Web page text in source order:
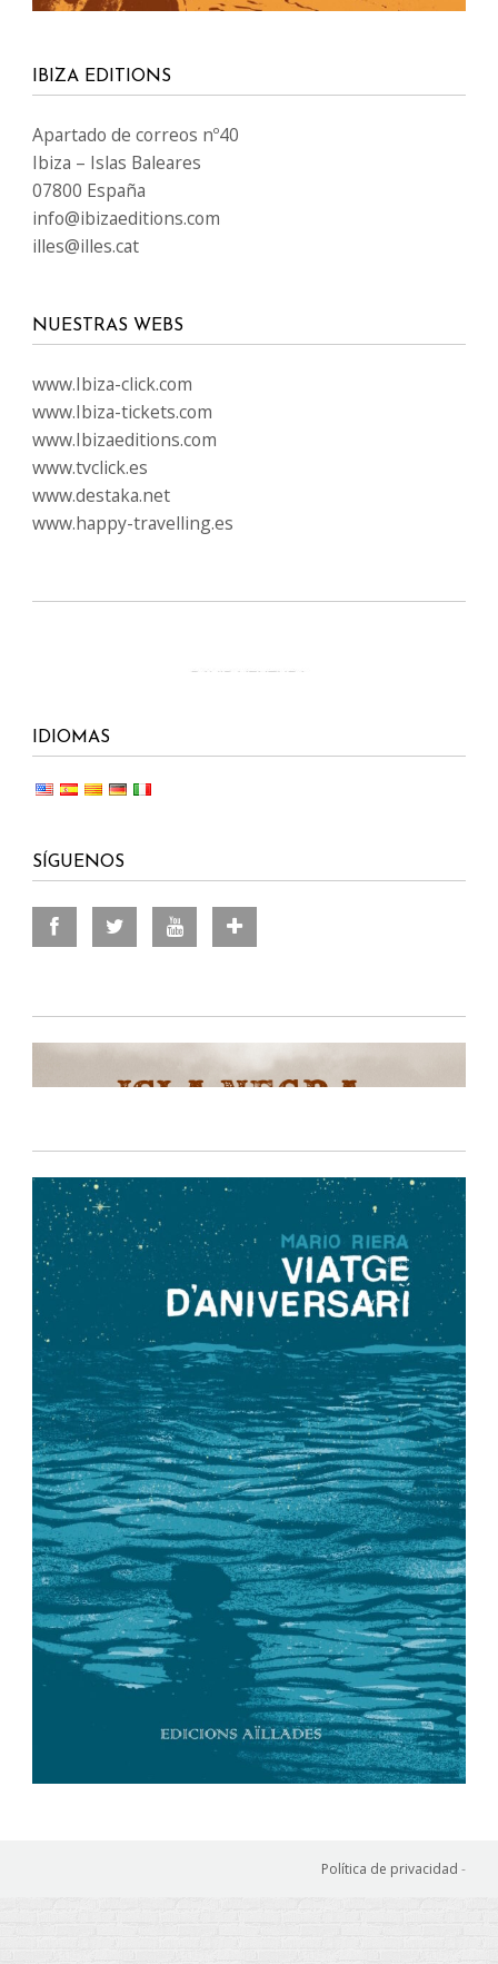
IBIZA EDITIONS
Apartado de correos nº40
Ibiza – Islas Baleares
07800 España
info@ibizaeditions.com
illes@illes.cat
NUESTRAS WEBS
www.Ibiza-click.com
www.Ibiza-tickets.com
www.Ibizaeditions.com
www.tvclick.es
www.destaka.net
www.happy-travelling.es
IDIOMAS
SÍGUENOS
Política de privacidad -